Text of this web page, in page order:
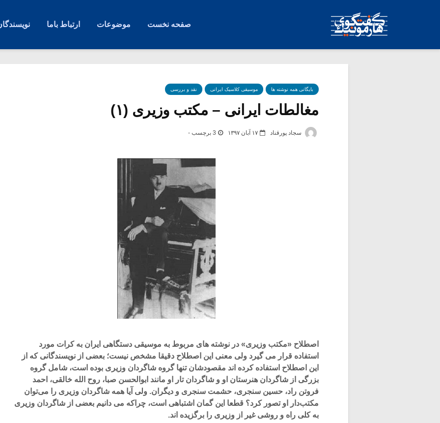
صفحه نخست موضوعات ارتباط باما
بایگانی همه نوشته ها موسیقی کلاسیک ایرانی نقد و بررسی
مغالطات ایرانی – مکتب وزیری (۱)
سجاد پورقناد ۱۷ آبان ۱۳۹۷ 3 برچسب -
اصطلاح «مکتب وزیری» در نوشته های مربوط به موسیقی دستگاهی ایران به کرات مورد
استفاده قرار می گیرد ولی معنی این اصطلاح دقیقا مشخص نیست؛ بعضی از نویسندگانی که از
این اصطلاح استفاده کرده اند مقصودشان تنها گروه شاگردان وزیری بوده است، شامل گروه
بزرگی از شاگردان هنرستان او و شاگردان تار او مانند ابوالحسن صبا، روح الله خالقی، احمد
فروتن راد، حسین سنجری، حشمت سنجری و دیگران. ولی آیا همه شاگردان وزیری را می‌توان
مکتب‌دار او تصور کرد؟ قطعا این گمان اشتباهی است، چراکه می دانیم بعضی از شاگردان وزیری
به کلی راه و روشی غیر از وزیری را برگزیده اند.